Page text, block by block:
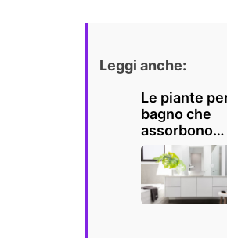
Leggi anche:
Le piante
bagno che
assorbono
l'umidità:
10 varietà